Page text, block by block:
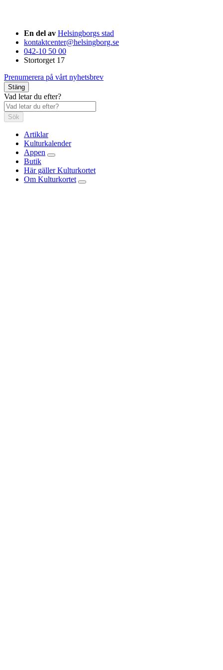
En del av Helsingborgs stad
kontaktcenter@helsingborg.se
042-10 50 00
Stortorget 17
Prenumerera på vårt nyhetsbrev
Stäng
Vad letar du efter?
Sök
Artiklar
Kulturkalender
Appen
Butik
Här gäller Kulturkortet
Om Kulturkortet